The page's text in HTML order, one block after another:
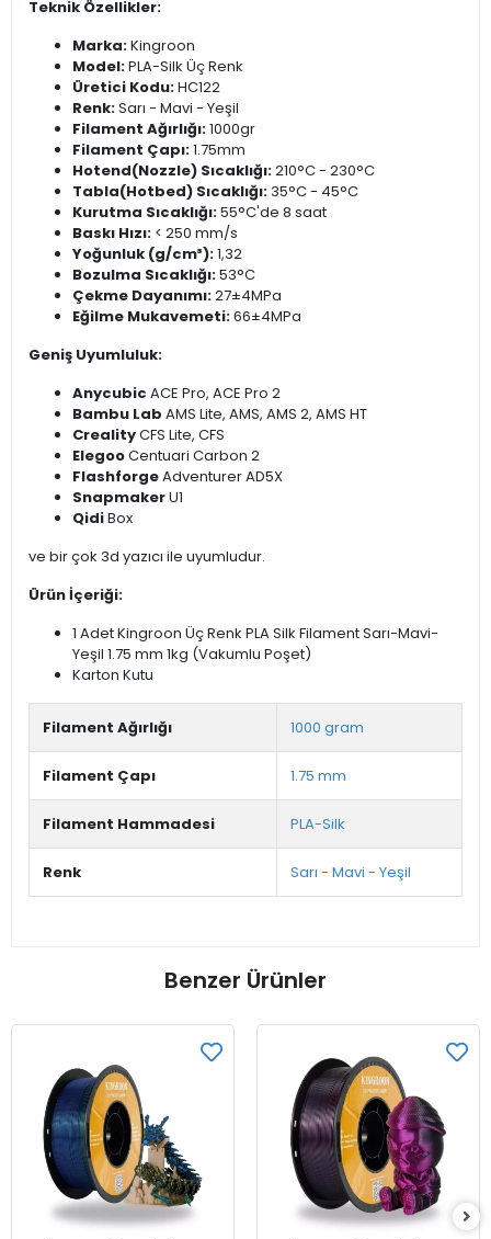
Teknik Özellikler:
Marka:Kingroon
Model:PLA-Silk Üç Renk
Üretici Kodu:HC122
Renk:Sarı - Mavi - Yeşil
Filament Ağırlığı:1000gr
Filament Çapı:1.75mm
Hotend(Nozzle) Sıcaklığı:210°C - 230°C
Tabla(Hotbed) Sıcaklığı:35°C - 45°C
Kurutma Sıcaklığı:55°C'de 8 saat
Baskı Hızı: < 250 mm/s
Yoğunluk (g/cm³):1,32
Bozulma Sıcaklığı:53°C
Çekme Dayanımı:27±4MPa
Eğilme Mukavemeti:66±4MPa
Geniş Uyumluluk:
Anycubic ACE Pro, ACE Pro 2
Bambu Lab AMS Lite, AMS, AMS 2, AMS HT
CrealityCFS Lite, CFS
ElegooCentuari Carbon 2
FlashforgeAdventurer AD5X
SnapmakerU1
QidiBox
ve bir çok 3d yazıcı ile uyumludur.
Ürün İçeriği:
1 Adet Kingroon Üç Renk PLA Silk Filament Sarı-Mavi-
Yeşil 1.75 mm 1kg (Vakumlu Poşet)
Karton Kutu
Filament Ağırlığı 1000 gram
Filament Çapı 1.75 mm
Filament Hammadesi PLA-Silk
Renk Sarı - Mavi - Yeşil
Benzer Ürünler